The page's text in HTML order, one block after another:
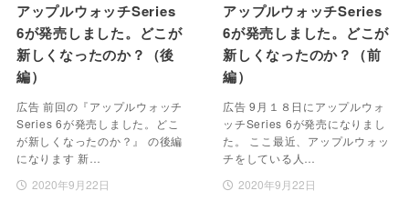
アップルウォッチSeries
6が発売しました。どこが
新しくなったのか？（後
編）
広告 前回の『アップルウォッチ
Series 6が発売しました。どこ
が新しくなったのか？』 の後編
になります 新…
2020年9月22日
アップルウォッチSeries
6が発売しました。どこが
新しくなったのか？（前
編）
広告 9月１８日にアップルウォ
ッチSeries 6が発売になりまし
た。 ここ最近、アップルウォッ
チをしている人…
2020年9月22日